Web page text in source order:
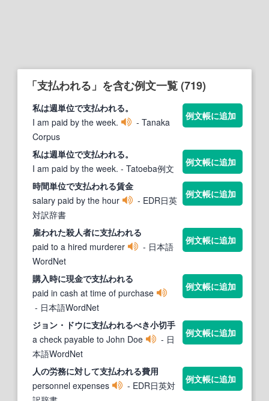
「支払われる」を含む例文一覧 (719)
私は週単位で支払われる。
I am paid by the week.
- Tanaka
Corpus
例文帳に追加
私は週単位で支払われる。
I am paid by the week. - Tatoeba例文
例文帳に追加
時間単位で支払われる賃金
salary paid by the hour
- EDR日英
対訳辞書
例文帳に追加
雇われた殺人者に支払われる
paid to a hired murderer
- 日本語
WordNet
例文帳に追加
購入時に現金で支払われる
paid in cash at time of purchase
- 日本語WordNet
例文帳に追加
ジョン・ドウに支払われるべき小切手
a check payable to John Doe
- 日
本語WordNet
例文帳に追加
人の労務に対して支払われる費用
personnel expenses
- EDR日英対
例文帳に追加